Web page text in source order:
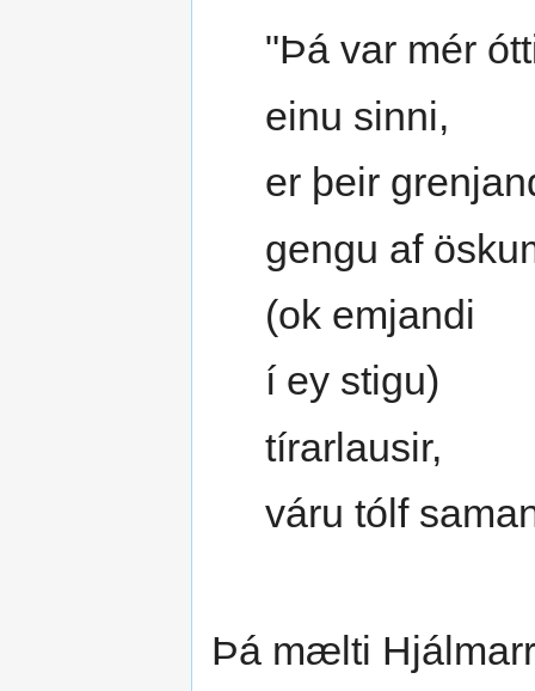
"Þá var mér
einu sinni,
er þeir
gengu af
(ok emjandi
í ey stigu)
tírarlausir,
váru tólf
Þá mælti